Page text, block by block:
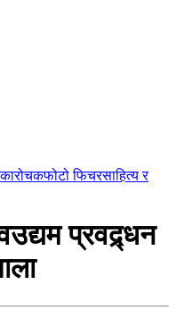
रोचकफोटो फिचरसाहित्य र
प्रवद्र्धन